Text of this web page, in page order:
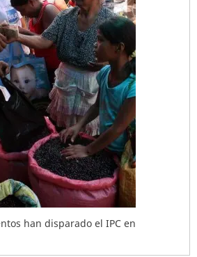
han disparado el IPC en